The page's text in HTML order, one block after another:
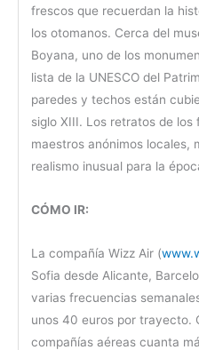
frescos que recuerdan la
los otomanos. Cerca del
Boyana, uno de los
lista de la UNESCO del
paredes y techos están
siglo XIII. Los retratos de los
maestros anónimos locales,
realismo inusual para la
CÓMO IR:
La compañía Wizz Air (
Sofia desde Alicante,
varias frecuencias
unos 40 euros por trayecto.
compañías aéreas cuanta